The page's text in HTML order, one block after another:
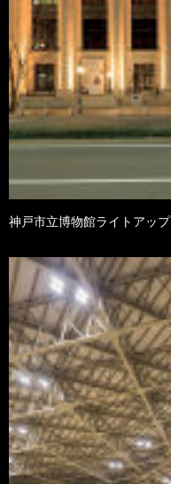
神戸市立博物館ライトアップ